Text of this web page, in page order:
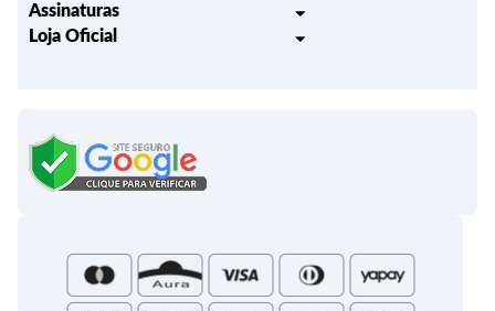
Trocas e Devoluções
Assinaturas
Liturgia Igreja em Oração
Roteiros Homiléticos
Folhetos e Partituras
Loja Oficial
Bíblias - Tradução Oficial
Campanha da Fraternidade